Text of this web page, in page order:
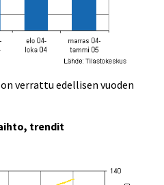
verrattu edellisen vuoden
trendit